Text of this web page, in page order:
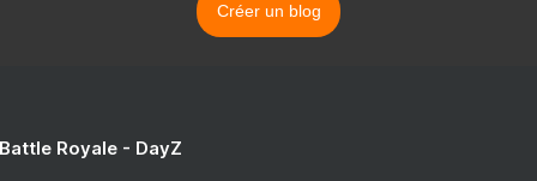
Créer un blog
Royale - DayZ